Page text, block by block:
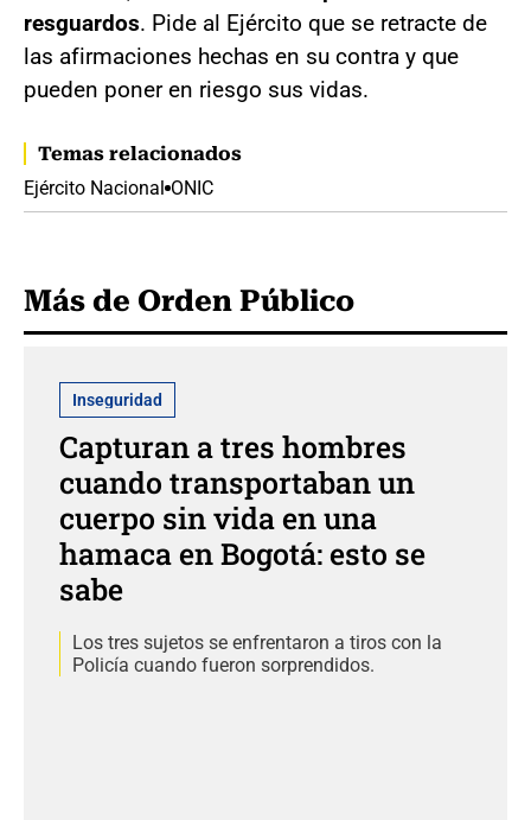
resguardos. Pide al Ejército que se retracte de
las afirmaciones hechas en su contra y que
pueden poner en riesgo sus vidas.
Temas relacionados
Ejército Nacional ONIC
Más de Orden Público
Inseguridad
Capturan a tres hombres
cuando transportaban un
cuerpo sin vida en una
hamaca en Bogotá: esto se
sabe
Los tres sujetos se enfrentaron a tiros con la
Policía cuando fueron sorprendidos.